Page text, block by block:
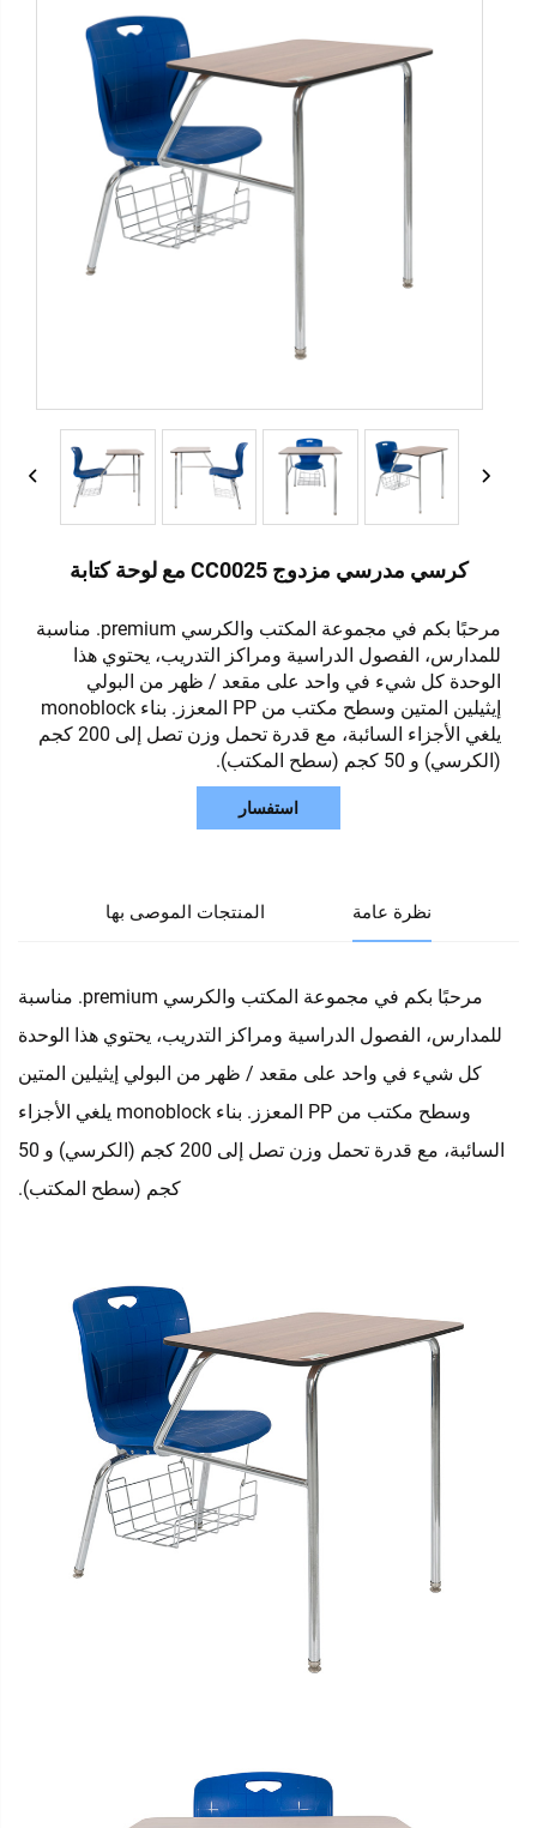
كرسي مدرسي مزدوج CC0025 مع لوحة كتابة
مرحبًا بكم في مجموعة المكتب والكرسي premium. مناسبة
للمدارس، الفصول الدراسية ومراكز التدريب، يحتوي هذا
الوحدة كل شيء في واحد على مقعد / ظهر من البولي
إيثيلين المتين وسطح مكتب من PP المعزز. بناء monoblock
يلغي الأجزاء السائبة، مع قدرة تحمل وزن تصل إلى 200 كجم
(الكرسي) و 50 كجم (سطح المكتب).
استفسار
نظرة عامة المنتجات الموصى بها
مرحبًا بكم في مجموعة المكتب والكرسي premium. مناسبة
للمدارس، الفصول الدراسية ومراكز التدريب، يحتوي هذا الوحدة
كل شيء في واحد على مقعد / ظهر من البولي إيثيلين المتين
وسطح مكتب من PP المعزز. بناء monoblock يلغي الأجزاء
السائبة، مع قدرة تحمل وزن تصل إلى 200 كجم (الكرسي) و 50
كجم (سطح المكتب).